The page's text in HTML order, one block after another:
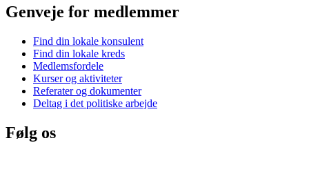
Genveje for medlemmer
Find din lokale konsulent
Find din lokale kreds
Medlemsfordele
Kurser og aktiviteter
Referater og dokumenter
Deltag i det politiske arbejde
Følg os